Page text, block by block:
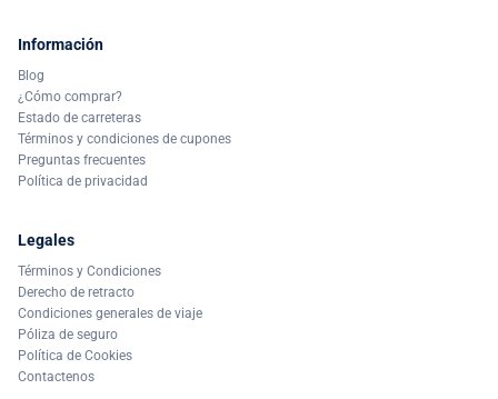
Información
Blog
¿Cómo comprar?
Estado de carreteras
Términos y condiciones de cupones
Preguntas frecuentes
Política de privacidad
Legales
Términos y Condiciones
Derecho de retracto
Condiciones generales de viaje
Póliza de seguro
Política de Cookies
Contactenos